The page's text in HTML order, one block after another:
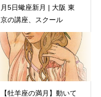
月5日蠍座新月 | 大阪 東
京の講座、スクール
【牡羊座の満月】動いて